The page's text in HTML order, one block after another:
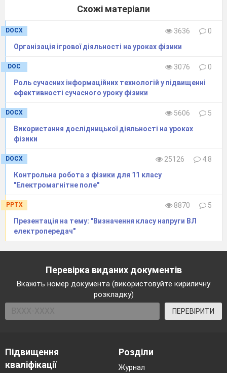
Схожі матеріали
DOCX 3636
0
Організація ігрової діяльності на уроках фізики
DOC 3076
0
Роль сучасних інформаційних технологій у підвищенні
ефективності сучасного уроку фізики
DOCX 5606
5
Використання дослідницької діяльності на уроках
фізики
DOCX 25126
4.8
​Контрольна робота з фізики для 11 класу
"Електромагнітне поле"
PPTX 8870
5
Презентація на тему: "Визначення класу напруги ВЛ
електропередач"
Перевірка виданих документів
Вкажіть номер документа (використовуйте кириличну
розкладку)
ПЕРЕВІРИТИ
Підвищення
кваліфікації
Розділи
Журнал